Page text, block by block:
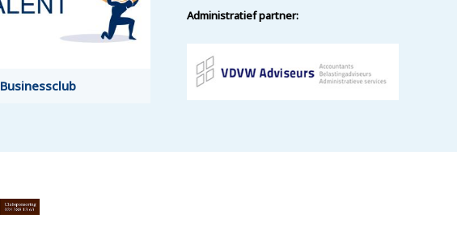
Businessclub
Administratief partner: